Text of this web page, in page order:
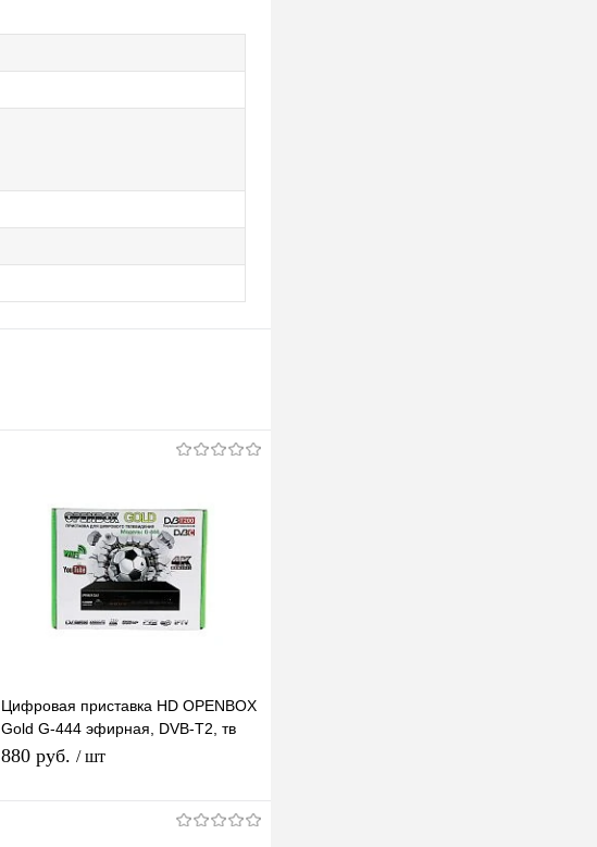
Цифровая приставка HD OPENBOX
Gold G-444 эфирная, DVB-T2, тв
бесплатно, тюнер, ресивер,
880 руб. / шт